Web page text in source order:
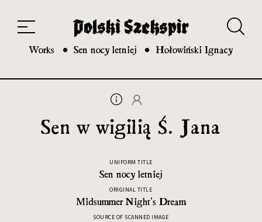
20th and 21st century module
Works Sen nocy letniej Hołowiński Ignacy
Sen w wigilią Ś. Jana
UNIFORM TITLE
Sen nocy letniej
ORIGINAL TITLE
Midsummer Night's Dream
SOURCE OF SCANNED IMAGE